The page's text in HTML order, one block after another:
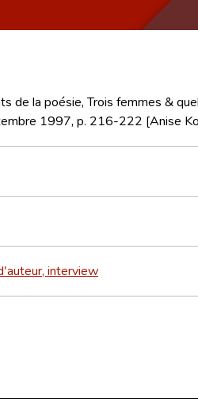
de la poésie, Trois femmes &
1997, p. 216-222 [Anise
interview